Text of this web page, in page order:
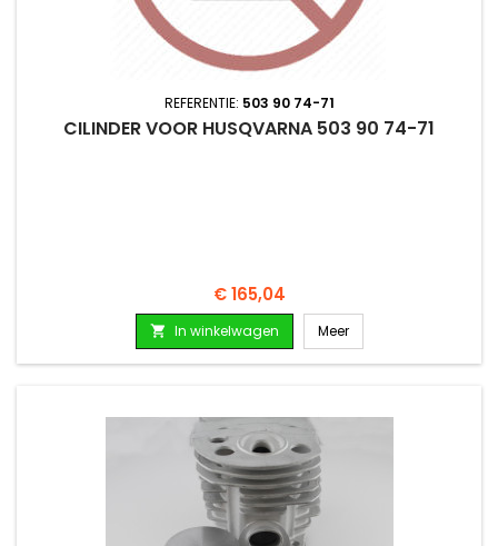
REFERENTIE: 503 90 74-71
CILINDER VOOR HUSQVARNA 503 90 74-71
Prijs
€ 165,04
 In winkelwagen Meer